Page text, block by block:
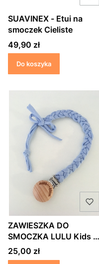
SUAVINEX - Etui na
smoczek Cieliste
Cena
49,90 zł
Do koszyka
ZAWIESZKA DO
SMOCZKA LULU Kids &
Baby PLECIONA
NIEBIESKA
Cena
25,00 zł